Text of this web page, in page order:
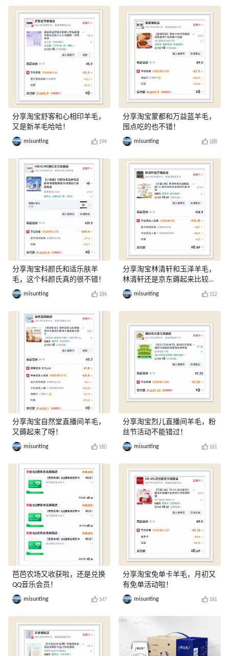
分享淘宝舒客和心相印羊毛，
又是新羊毛哈哈！
misunting 194
分享淘宝科颜氏和适乐肤羊
毛，这个科颜氏真的很不错！
misunting 184
分享淘宝自然堂直播间羊毛，
又薅起来了呀！
misunting 160
芭芭农场又收获啦，还是兑换
QQ音乐会员！
misunting 147
分享淘宝蒙都和万益蓝羊毛，
囤点吃的也不错！
misunting 188
分享淘宝林清轩和玉泽羊毛，
林清轩还是京东薅起来比较
爽！misunting 152
分享淘宝烈儿直播间羊毛，粉
丝节活动不能错过！
misunting 161
分享淘宝免单卡羊毛，月初又
有免单活动啦！
misunting 161